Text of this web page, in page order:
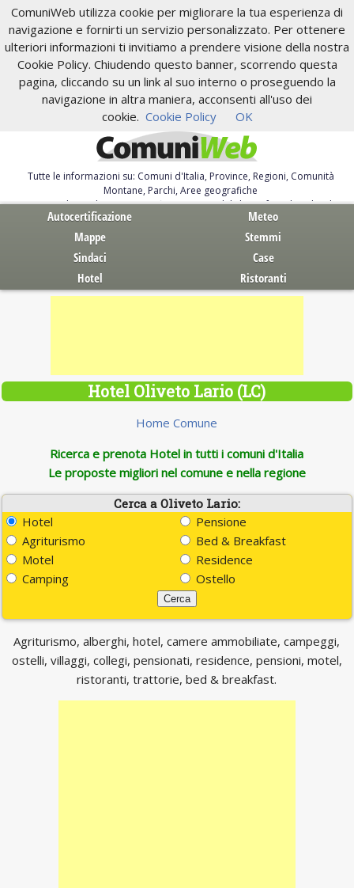
ComuniWeb utilizza cookie per migliorare la tua esperienza di
navigazione e fornirti un servizio personalizzato. Per ottenere
ulteriori informazioni ti invitiamo a prendere visione della nostra
Cookie Policy. Chiudendo questo banner, scorrendo questa
pagina, cliccando su un link al suo interno o proseguendo la
navigazione in altra maniera, acconsenti all'uso dei
cookie. Cookie Policy OK
Tutte le informazioni su: Comuni d'Italia, Province, Regioni, Comunità
Montane, Parchi, Aree geografiche
Servizi al Cittadino. Autocertificazione, moduli, leggi, free download
Autocertificazione
Meteo
Mappe
Stemmi
Sindaci
Case
Hotel
Ristoranti
Hotel Oliveto Lario (LC)
Home Comune
Ricerca e prenota Hotel in tutti i comuni d'Italia
Le proposte migliori nel comune e nella regione
Cerca a Oliveto Lario:
Hotel
Pensione
Agriturismo
Bed & Breakfast
Motel
Residence
Camping
Ostello
Agriturismo, alberghi, hotel, camere ammobiliate, campeggi,
ostelli, villaggi, collegi, pensionati, residence, pensioni, motel,
ristoranti, trattorie, bed & breakfast.